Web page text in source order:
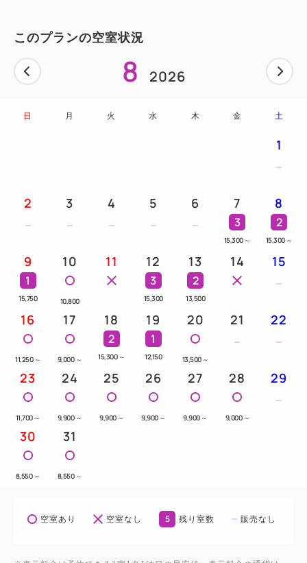
このプランの空室状況
8 2026
日 月 火 水 木 金 土
1
2 3 4 5 6 7
3
15,300 ～
8
2
15,300 ～
9
1
15,750
10
10,800
11 12
3
15,300
13
2
13,500
14 15
16
11,250 ～
17
9,000 ～
18
2
15,300 ～
19
1
12,150
20
13,500 ～
21 22
23
11,700 ～
24
9,900 ～
25
9,900 ～
26
9,900 ～
27
9,900 ～
28
9,000 ～
29
30
8,550 ～
31
8,550 ～
空室あり 空室なし 5 残り室数 販売なし